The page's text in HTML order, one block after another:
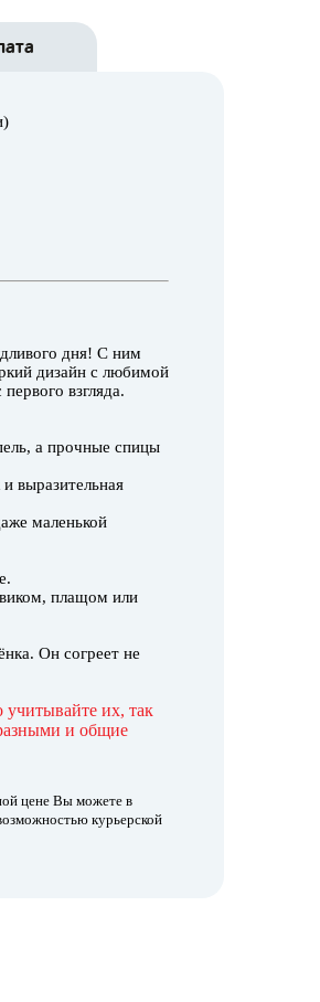
дня! С ним
дизайн с любимой
взгляда.
а прочные спицы
выразительная
маленькой
плащом или
Он согреет не
учитывайте их, так
и общие
цене Вы можете в
курьерской